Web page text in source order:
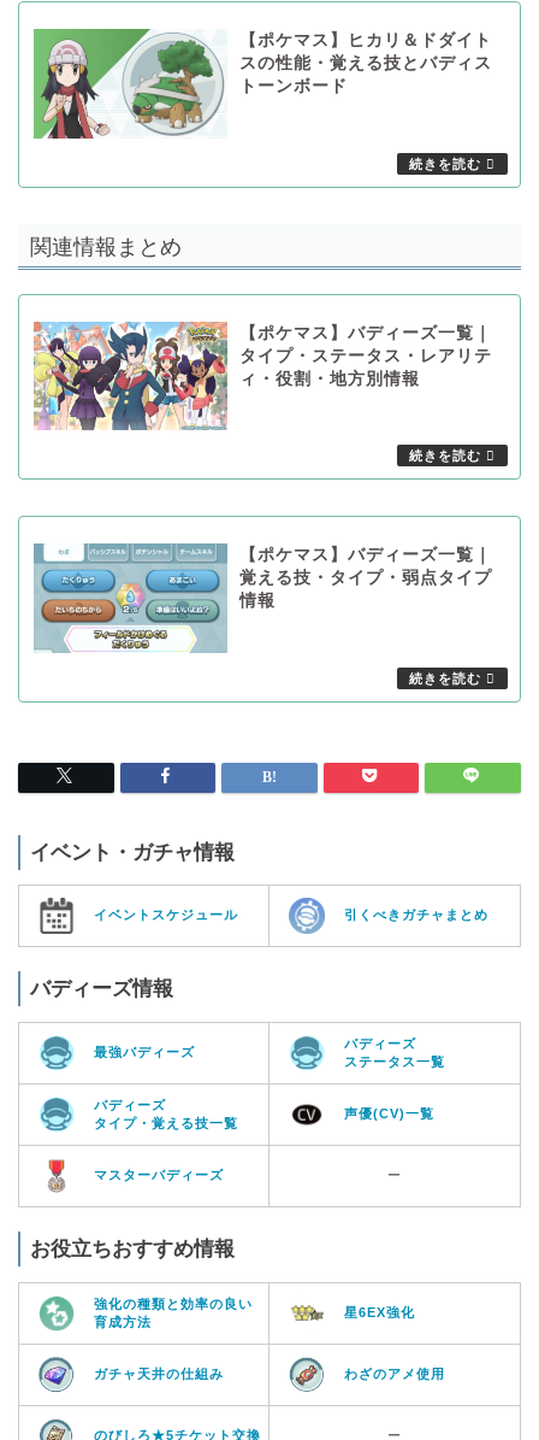
【ポケマス】ヒカリ＆ドダイト
スの性能・覚える技とバディス
トーンボード
関連情報まとめ
【ポケマス】バディーズ一覧｜
タイプ・ステータス・レアリテ
ィ・役割・地方別情報
【ポケマス】バディーズ一覧｜
覚える技・タイプ・弱点タイプ
情報
イベント・ガチャ情報
イベントスケジュール 引くべきガチャまとめ
バディーズ情報
最強バディーズ
バディーズ
ステータス一覧
バディーズ
タイプ・覚える技一覧
声優(CV)一覧
マスターバディーズ ー
お役立ちおすすめ情報
強化の種類と効率の良い
育成方法
星6EX強化
ガチャ天井の仕組み わざのアメ使用
のびしろ★5チケット交換 ー